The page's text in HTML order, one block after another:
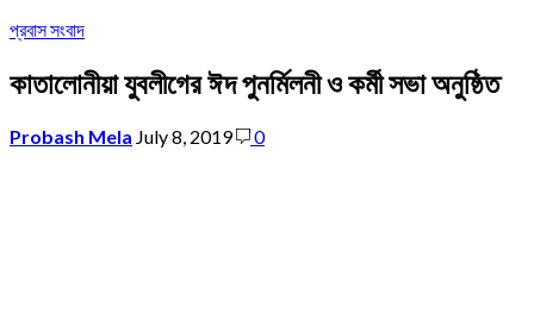
প্রবাস সংবাদ
কাতালোনীয়া যুবলীগের ঈদ পুনর্মিলনী ও কর্মী সভা অনুষ্ঠিত
Probash Mela July 8, 2019 0